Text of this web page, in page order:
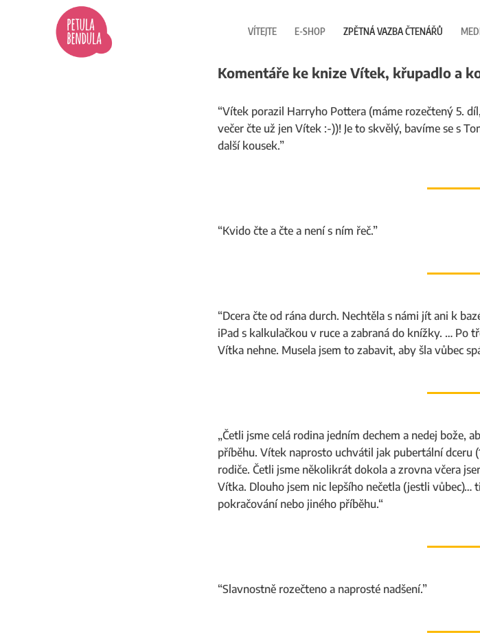
VÍTEJTE E-SHOP ZPĚTNÁ VAZBA ČTENÁŘŮ
Komentáře ke knize Vítek, křupadlo a
“Vítek porazil Harryho Pottera (máme rozečtený 5.
večer čte už jen Vítek :-))! Je to skvělý, bavíme se s
další kousek.”
“Kvido čte a čte a není s ním řeč.”
“Dcera čte od rána durch. Nechtěla s námi jít ani k
iPad s kalkulačkou v ruce a zabraná do knížky. … Po
Vítka nehne. Musela jsem to zabavit, aby šla vůbec
„Četli jsme celá rodina jedním dechem a nedej bože,
příběhu. Vítek naprosto uchvátil jak pubertální dceru
rodiče. Četli jsme několikrát dokola a zrovna včera
Vítka. Dlouho jsem nic lepšího nečetla (jestli vůbec)…
pokračování nebo jiného příběhu.“
“Slavnostně rozečteno a naprosté nadšení.”